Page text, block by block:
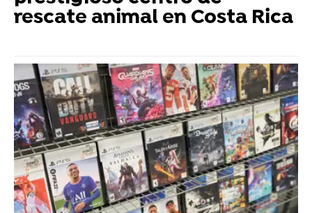
rescate animal en Costa Rica